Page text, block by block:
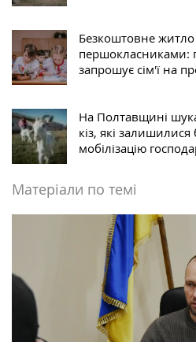
Безкоштовне
першокласниками:
запрошує сім'ї на
На Полтавщині
кіз, які
мобілізацію
Матеріали по темі